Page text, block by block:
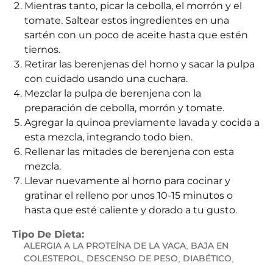
Mientras tanto, picar la cebolla, el morrón y el
tomate. Saltear estos ingredientes en una
sartén con un poco de aceite hasta que estén
tiernos.
Retirar las berenjenas del horno y sacar la pulpa
con cuidado usando una cuchara.
Mezclar la pulpa de berenjena con la
preparación de cebolla, morrón y tomate.
Agregar la quinoa previamente lavada y cocida a
esta mezcla, integrando todo bien.
Rellenar las mitades de berenjena con esta
mezcla.
Llevar nuevamente al horno para cocinar y
gratinar el relleno por unos 10-15 minutos o
hasta que esté caliente y dorado a tu gusto.
Tipo De Dieta:
ALERGIA A LA PROTEÍNA DE LA VACA, BAJA EN
COLESTEROL, DESCENSO DE PESO, DIABÉTICO,